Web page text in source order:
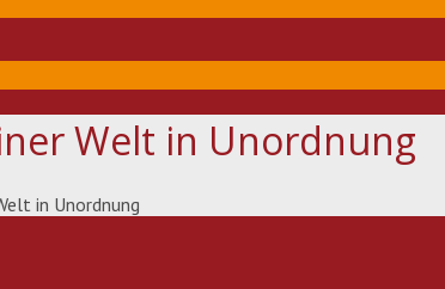
Welt in Unordnung
in Unordnung